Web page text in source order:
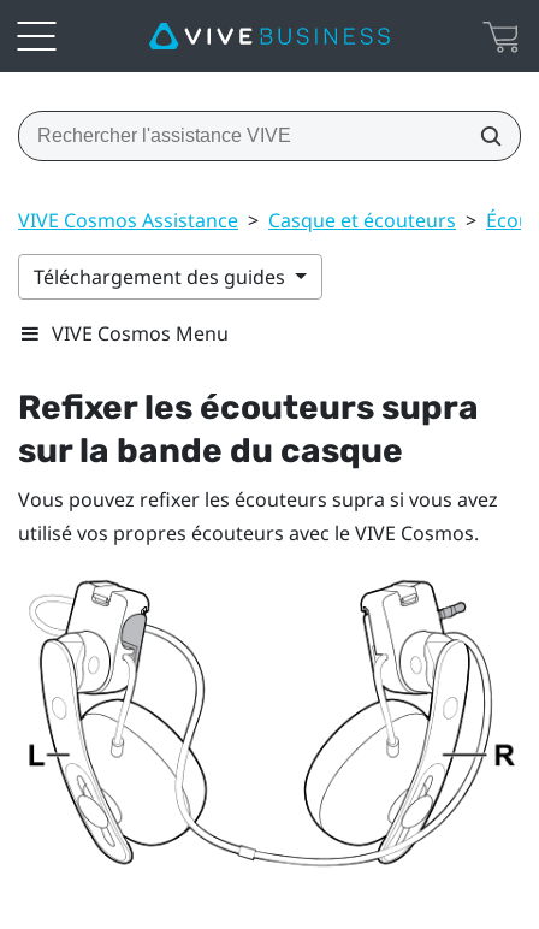
VIVE Cosmos Assistance > Casque et écouteurs >
Téléchargement des guides
VIVE Cosmos Menu
Refixer les écouteurs supra
sur la bande du casque
Vous pouvez refixer les écouteurs supra si vous avez
utilisé vos propres écouteurs avec leVIVE Cosmos.